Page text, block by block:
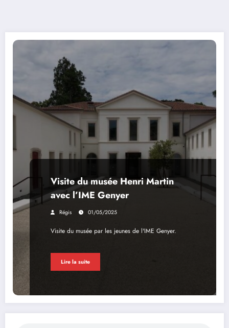
Visite du musée Henri Martin
avec l’IME Genyer
Régis 01/05/2025
Visite du musée par les jeunes de l'IME Genyer.
Lire la suite